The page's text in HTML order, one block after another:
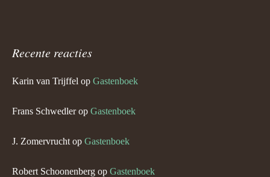
Recente reacties
Karin van Trijffel op Gastenboek
Frans Schwedlerop Gastenboek
J. Zomervrucht op Gastenboek
Robert Schoonenberg op Gastenboek